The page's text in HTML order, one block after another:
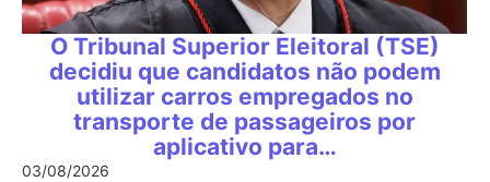
O Tribunal Superior Eleitoral (TSE)
decidiu que candidatos não podem
utilizar carros empregados no
transporte de passageiros por
aplicativo para…
03/08/2026